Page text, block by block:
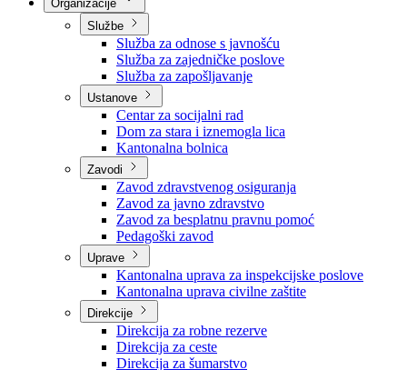
Nadležnosti
Sjednice Vlade
Službe
Služba za odnose s javnošću
Služba za zajedničke poslove
Služba za zapošljavanje
Ustanove
Centar za socijalni rad
Dom za stara i iznemogla lica
Kantonalna bolnica
Zavodi
Zavod zdravstvenog osiguranja
Zavod za javno zdravstvo
Zavod za besplatnu pravnu pomoć
Pedagoški zavod
Uprave
Kantonalna uprava za inspekcijske poslove
Kantonalna uprava civilne zaštite
Direkcije